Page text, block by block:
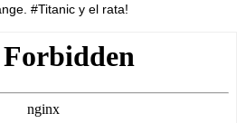
#Titanic y el rata!